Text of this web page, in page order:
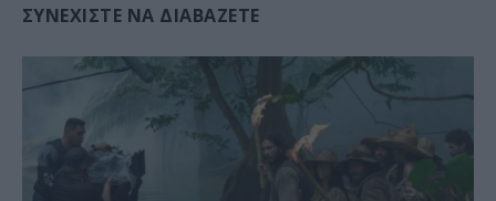
ΣΥΝΕΧΊΣΤΕ ΝΑ ΔΙΑΒΆΖΕΤΕ